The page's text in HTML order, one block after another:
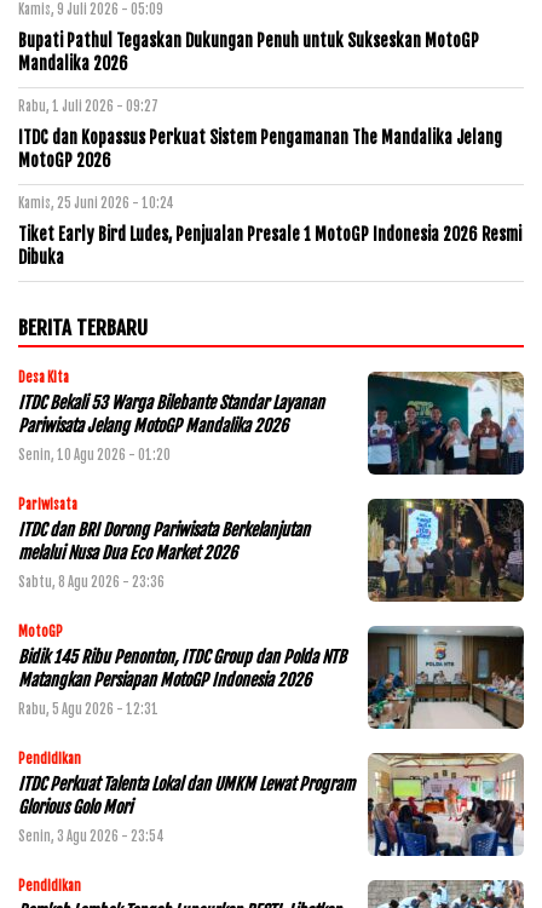
Kamis, 9 Juli 2026 - 05:09
Bupati Pathul Tegaskan Dukungan Penuh untuk Sukseskan MotoGP
Mandalika 2026
Rabu, 1 Juli 2026 - 09:27
ITDC dan Kopassus Perkuat Sistem Pengamanan The Mandalika Jelang
MotoGP 2026
Kamis, 25 Juni 2026 - 10:24
Tiket Early Bird Ludes, Penjualan Presale 1 MotoGP Indonesia 2026 Resmi
Dibuka
BERITA TERBARU
Desa Kita
ITDC Bekali 53 Warga Bilebante Standar Layanan
Pariwisata Jelang MotoGP Mandalika 2026
Senin, 10 Agu 2026 - 01:20
Pariwisata
ITDC dan BRI Dorong Pariwisata Berkelanjutan
melalui Nusa Dua Eco Market 2026
Sabtu, 8 Agu 2026 - 23:36
MotoGP
Bidik 145 Ribu Penonton, ITDC Group dan Polda NTB
Matangkan Persiapan MotoGP Indonesia 2026
Rabu, 5 Agu 2026 - 12:31
Pendidikan
ITDC Perkuat Talenta Lokal dan UMKM Lewat Program
Glorious Golo Mori
Senin, 3 Agu 2026 - 23:54
Pendidikan